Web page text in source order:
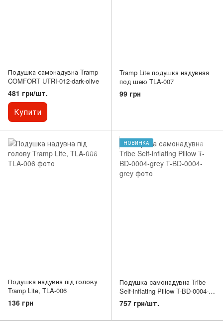
Подушка самонадувна Tramp
COMFORT UTRI-012-dark-olive
481 грн/шт.
Купити
Tramp Lite подушка надувная
под шею TLA-007
99 грн
Подушка надувна під голову
Tramp Lite, TLA-006
136 грн
НОВИНКА
Подушка самонадувна Tribe
Self-inflating Pillow T-BD-0004-
grey
757 грн/шт.